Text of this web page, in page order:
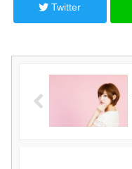
Twitter